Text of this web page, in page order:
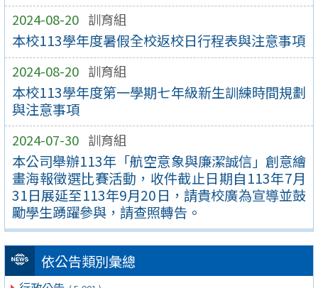
2024-08-20 訓育組
本校113學年度暑假全校返校日行程表與注意事項
2024-08-20 訓育組
本校113學年度第一學期七年級新生訓練時間規劃
與注意事項
2024-07-30 訓育組
本公司舉辦113年「航空意象與廉潔誠信」創意繪
畫海報徵選比賽活動，收件截止日期自113年7月
31日展延至113年9月20日，請貴校廣為宣導並鼓
勵學生踴躍參與，請查照轉告。
依公告類別彙總